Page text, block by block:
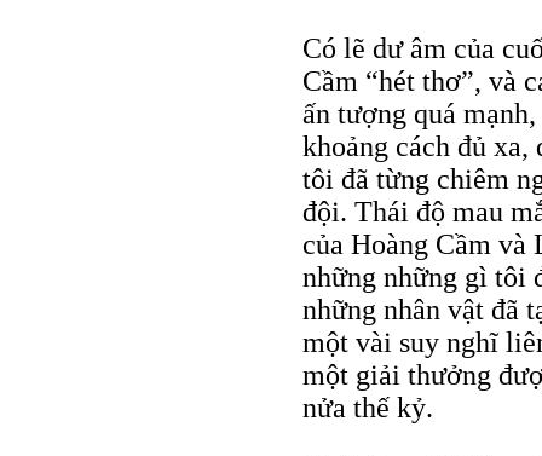
Có lẽ dư âm của
Cầm “hét thơ”, và
ấn tượng quá
khoảng cách đủ xa,
tôi đã từng chiêm
đội. Thái độ mau
của Hoàng Cầm
những những gì tôi
những nhân vật đã
một vài suy nghĩ
một giải thưởng
nửa thế kỷ.